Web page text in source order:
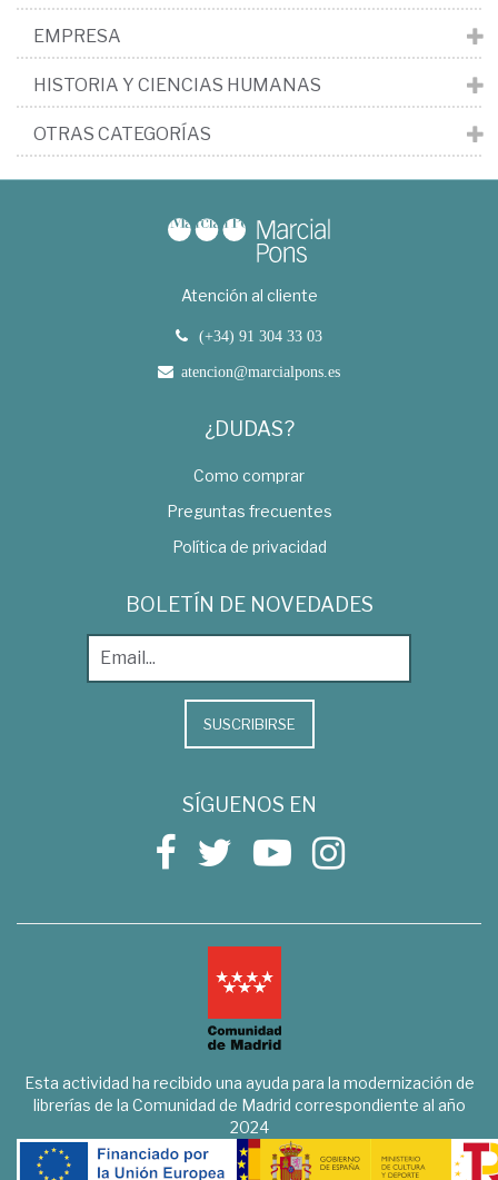
EMPRESA
HISTORIA Y CIENCIAS HUMANAS
OTRAS CATEGORÍAS
Atención al cliente
(+34) 91 304 33 03
atencion@marcialpons.es
¿DUDAS?
Como comprar
Preguntas frecuentes
Política de privacidad
BOLETÍN DE NOVEDADES
SUSCRIBIRSE
SÍGUENOS EN
Esta actividad ha recibido una ayuda para la modernización de
librerías de la Comunidad de Madrid correspondiente al año
2024